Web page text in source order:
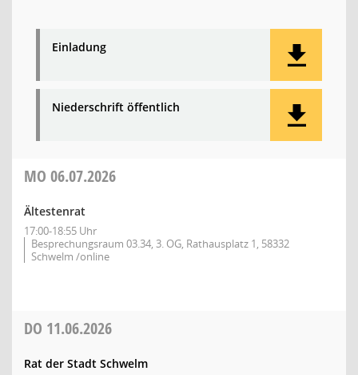
Einladung
Niederschrift öffentlich
MO 06.07.2026
Ältestenrat
17:00-18:55 Uhr
Besprechungsraum 03.34, 3. OG, Rathausplatz 1, 58332
Schwelm /online
DO 11.06.2026
Rat der Stadt Schwelm